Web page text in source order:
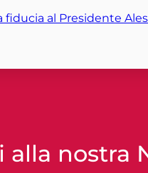
fiducia al Presidente
alla nostra